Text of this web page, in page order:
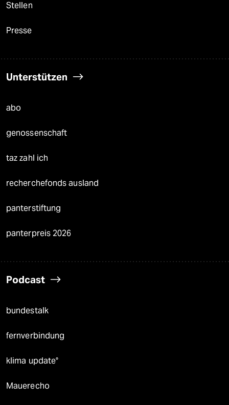
Stellen
Presse
Unterstützen
abo
genossenschaft
taz zahl ich
recherchefonds ausland
panterstiftung
panterpreis 2026
Podcast
bundestalk
fernverbindung
klima update°
Mauerecho